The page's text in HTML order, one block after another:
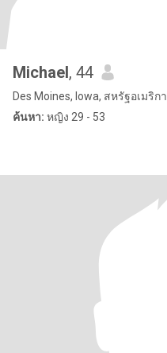
Michael, 44
Des Moines, Iowa, สหรัฐอเมริกา
ค้นหา: หญิง 29 - 53